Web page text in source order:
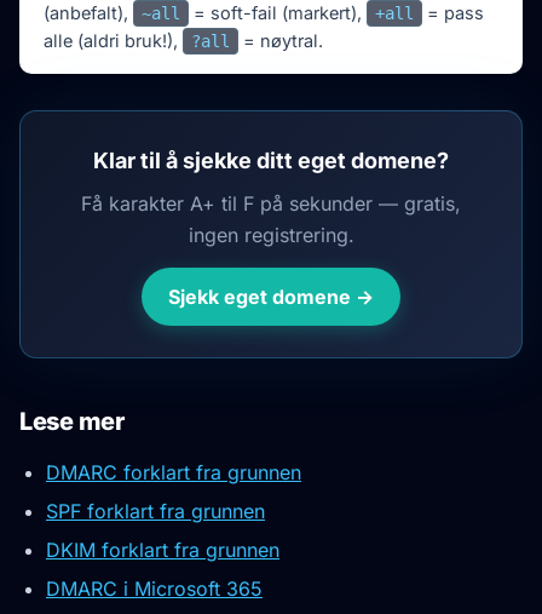
(anbefalt),
~all = soft-fail (markert), +all
= pass
alle (aldri bruk!),
?all = nøytral.
Klar til å sjekke ditt eget domene?
Få karakter A+ til F på sekunder — gratis,
ingen registrering.
Sjekk eget domene →
Lese mer
DMARC forklart fra grunnen
SPF forklart fra grunnen
DKIM forklart fra grunnen
DMARC i Microsoft 365